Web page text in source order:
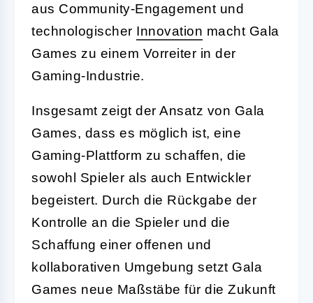
aus Community-Engagement und
technologischer Innovation macht Gala
Games zu einem Vorreiter in der
Gaming-Industrie.
Insgesamt zeigt der Ansatz von Gala
Games, dass es möglich ist, eine
Gaming-Plattform zu schaffen, die
sowohl Spieler als auch Entwickler
begeistert. Durch die Rückgabe der
Kontrolle an die Spieler und die
Schaffung einer offenen und
kollaborativen Umgebung setzt Gala
Games neue Maßstäbe für die Zukunft